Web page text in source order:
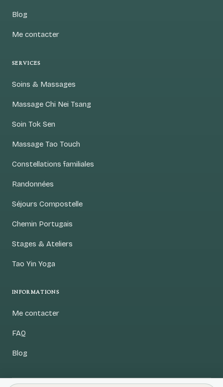
Blog
Me contacter
SERVICES
Soins & Massages
Massage Chi Nei Tsang
Soin Tok Sen
Massage Tao Touch
Constellations familiales
Randonnées
Séjours Compostelle
Chemin Portugais
Stages & Ateliers
Tao Yin Yoga
INFORMATIONS
Me contacter
FAQ
Blog